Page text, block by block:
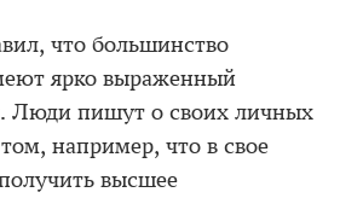
что большинство
ярко выраженный
Люди пишут о своих личных
например, что в свое
высшее